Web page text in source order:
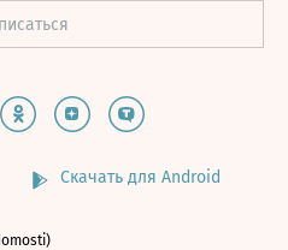
Скачать для Android